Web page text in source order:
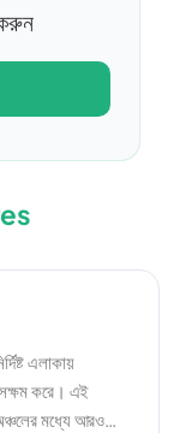
করুন
এলাকায়
সক্ষম করে। এই
অঞ্চলের মধ্যে আরও